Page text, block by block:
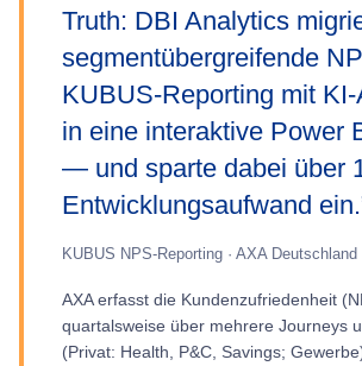
Truth: DBI Analytics
segmentübergreifende
KUBUS-Reporting mit
in eine interaktive Power
— und sparte dabei über
Entwicklungsaufwand ein.
KUBUS NPS-Reporting · AXA Deutschland
AXA erfasst die Kundenzufriedenheit
quartalsweise über mehrere Journeys
(Privat: Health, P&C, Savings;